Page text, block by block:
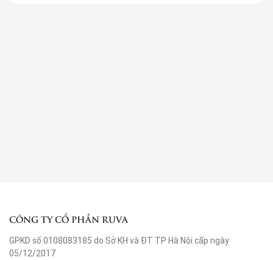
CÔNG TY CỔ PHẦN RUVA
GPKD số 0108083185 do Sở KH và ĐT TP Hà Nội cấp ngày
05/12/2017